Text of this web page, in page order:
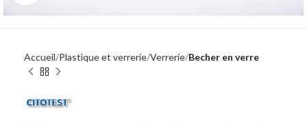
Accueil Plastique et verrerie Verrerie Becher en verre